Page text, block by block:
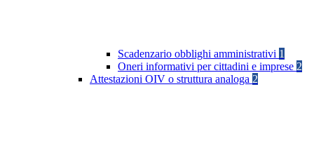
Scadenzario obblighi amministrativi 1
Oneri informativi per cittadini e imprese 2
Attestazioni OIV o struttura analoga 2